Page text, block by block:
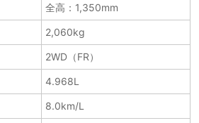
全高： 1,350mm
2,060kg
2WD（FR）
4.968L
8.0km/L